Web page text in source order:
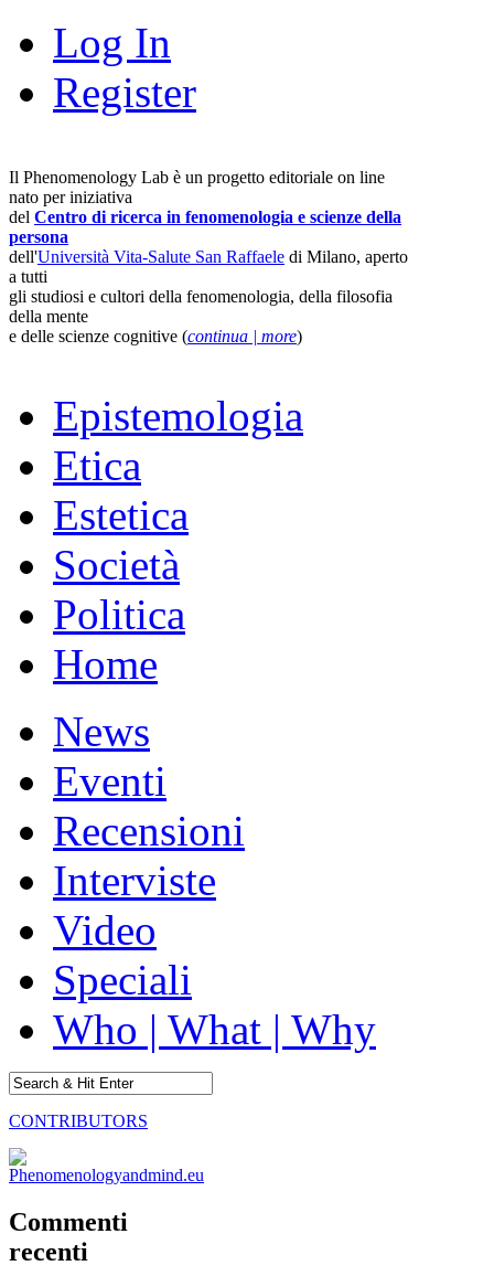
Log In
Register
Il Phenomenology Lab è un progetto editoriale on line
nato per iniziativa
del Centro di ricerca in fenomenologia e scienze della
persona
dell'Università Vita-Salute San Raffaele di Milano, aperto
a tutti
gli studiosi e cultori della fenomenologia, della filosofia
della mente
e delle scienze cognitive (continua | more)
Epistemologia
Etica
Estetica
Società
Politica
Home
News
Eventi
Recensioni
Interviste
Video
Speciali
Who | What | Why
CONTRIBUTORS
Commenti
recenti